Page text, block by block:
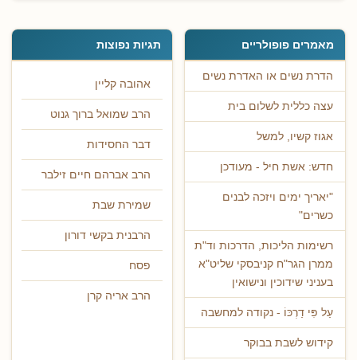
מאמרים פופולריים
הדרת נשים או האדרת נשים
עצה כללית לשלום בית
אגוז קשיו, למשל
חדש: אשת חיל - מעודכן
"יאריך ימים ויזכה לבנים
כשרים"
רשימות הליכות, הדרכות וד"ת
ממרן הגר"ח קניבסקי שליט"א
בעניני שידוכין ונישואין
עַל פִּי דַרְכּוֹ - נקודה למחשבה
קידוש לשבת בבוקר
תגיות נפוצות
אהובה קליין
הרב שמואל ברוך גנוט
דבר החסידות
הרב אברהם חיים זילבר
שמירת שבת
הרבנית בקשי דורון
פסח
הרב אריה קרן